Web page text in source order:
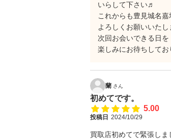
いらして下さい♬
これからも豊見城名嘉
よろしくお願いいたし
次回お会いできる日を
楽しみにお待ちしてお
蘭 さん
初めてです。
5.00
投稿日 2024/10/29
買取店初めてで緊張しま